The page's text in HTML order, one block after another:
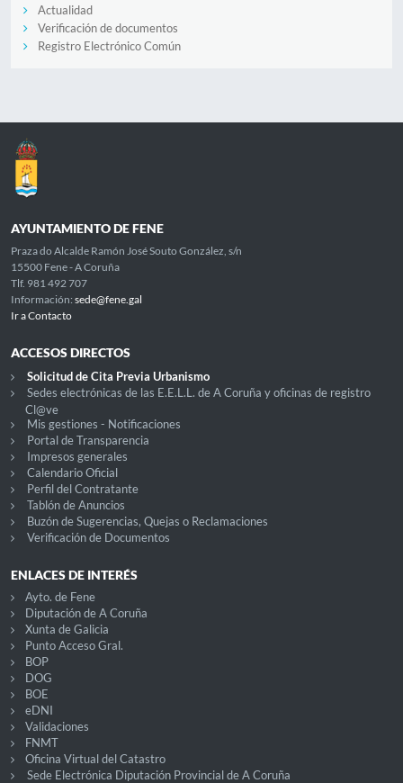
Actualidad
Verificación de documentos
Registro Electrónico Común
AYUNTAMIENTO DE FENE
Praza do Alcalde Ramón José Souto González, s/n
15500 Fene - A Coruña
Tlf. 981 492 707
Información: sede@fene.gal
Ir a Contacto
ACCESOS DIRECTOS
Solicitud de Cita Previa Urbanismo
Sedes electrónicas de las E.E.L.L. de A Coruña y oficinas de registro
Cl@ve
Mis gestiones - Notificaciones
Portal de Transparencia
Impresos generales
Calendario Oficial
Perfil del Contratante
Tablón de Anuncios
Buzón de Sugerencias, Quejas o Reclamaciones
Verificación de Documentos
ENLACES DE INTERÉS
Ayto. de Fene
Diputación de A Coruña
Xunta de Galicia
Punto Acceso Gral.
BOP
DOG
BOE
eDNI
Validaciones
FNMT
Oficina Virtual del Catastro
Sede Electrónica Diputación Provincial de A Coruña